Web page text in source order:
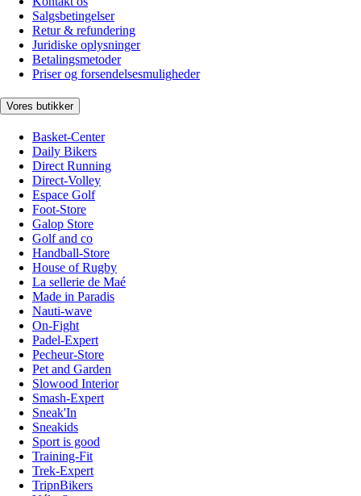
Salgsbetingelser
Retur & refundering
Juridiske oplysninger
Betalingsmetoder
Priser og forsendelsesmuligheder
Vores butikker
Basket-Center
Daily Bikers
Direct Running
Direct-Volley
Espace Golf
Foot-Store
Galop Store
Golf and co
Handball-Store
House of Rugby
La sellerie de Maé
Made in Paradis
Nauti-wave
On-Fight
Padel-Expert
Pecheur-Store
Pet and Garden
Slowood Interior
Smash-Expert
Sneak'In
Sneakids
Sport is good
Training-Fit
Trek-Expert
TripnBikers